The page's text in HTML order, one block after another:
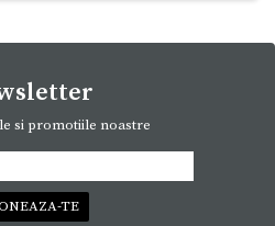
si promotiile noastre